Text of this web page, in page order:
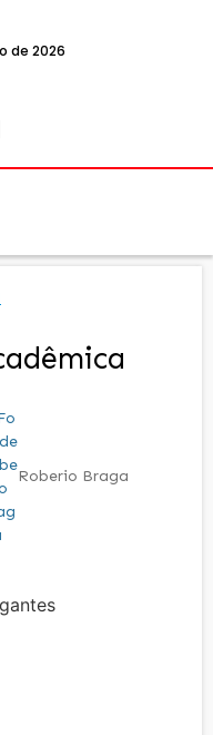
de 2026
Roberio Braga